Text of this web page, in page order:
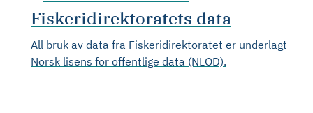
Fiskeridirektoratets data
All bruk av data fra Fiskeridirektoratet er underlagt
Norsk lisens for offentlige data (NLOD).